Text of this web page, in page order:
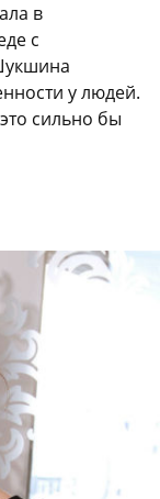
в
с
у людей.
сильно бы